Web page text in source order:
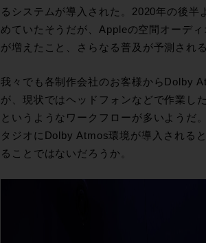
るシステムが導入された。2020年の後
めていたそうだが、Appleの空間オーデ
が増えたこと、さらなる普及が予測され
我々でも各制作会社のお客様からDolby
が、現状ではヘッドフォンなどで作業し
というようなワークフローが多いようだ
タジオにDolby Atmos環境が導入される
ることではないだろうか。